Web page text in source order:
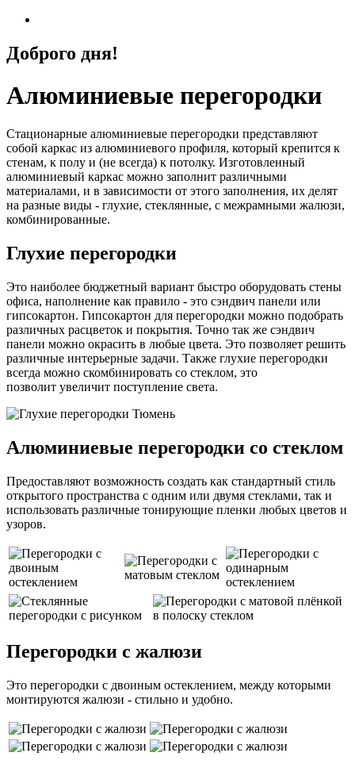
Доброго дня!
Алюминиевые перегородки
Стационарные алюминиевые перегородки представляют
собой каркас из алюминиевого профиля, который крепится к
стенам, к полу и (не всегда) к потолку. Изготовленный
алюминиевый каркас можно заполнит различными
материалами, и в зависимости от этого заполнения, их делят
на разные виды - глухие, стеклянные, с межрамными жалюзи,
комбинированные.
Глухие перегородки
Это наиболее бюджетный вариант быстро оборудовать стены
офиса, наполнение как правило - это сэндвич панели или
гипсокартон. Гипсокартон для перегородки можно подобрать
различных расцветок и покрытия. Точно так же сэндвич
панели можно окрасить в любые цвета. Это позволяет решить
различные интерьерные задачи. Также глухие перегородки
всегда можно скомбинировать со стеклом, это
позволит увеличит поступление света.
Алюминиевые перегородки со стеклом
Предоставляют возможность создать как стандартный стиль
открытого пространства с одним или двумя стеклами, так и
использовать различные тонирующие пленки любых цветов и
узоров.
Перегородки с жалюзи
Это перегородки с двоиным остеклением, между которыми
монтируются жалюзи - стильно и удобно.